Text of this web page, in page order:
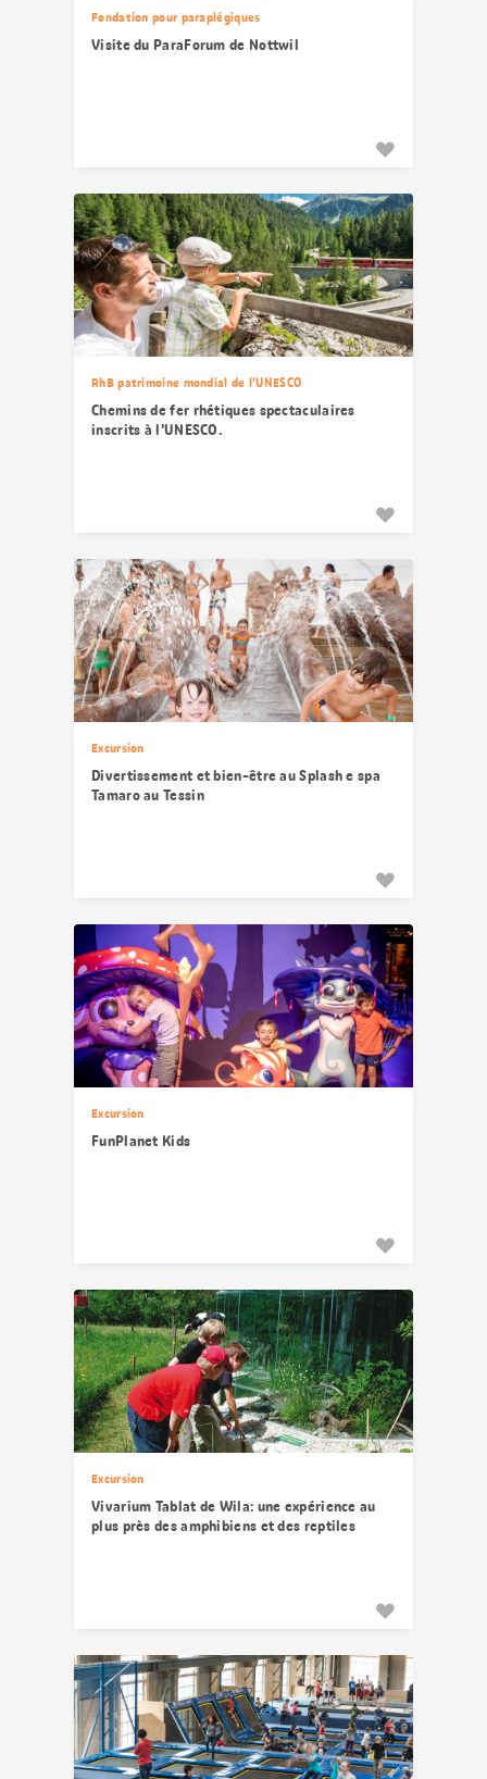
Fondation pour paraplégiques
Visite du ParaForum de Nottwil
RhB patrimoine mondial de l’UNESCO
Chemins de fer rhétiques spectaculaires
inscrits à l’UNESCO.
Excursion
Divertissement et bien-être au Splash e spa
Tamaro au Tessin
Excursion
FunPlanet Kids
Excursion
Vivarium Tablat de Wila: une expérience au
plus près des amphibiens et des reptiles